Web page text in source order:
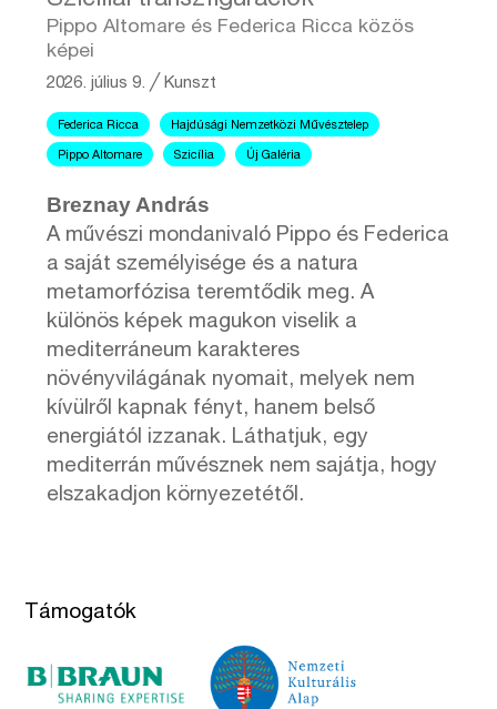
Pippo Altomare és Federica Ricca közös
képei
2026. július 9. ╱ Kunszt
Federica Ricca Hajdúsági Nemzetközi Művésztelep
Pippo Altomare Szicília Új Galéria
Breznay András
A művészi mondanivaló Pippo és Federica
a saját személyisége és a natura
metamorfózisa teremtődik meg. A
különös képek magukon viselik a
mediterráneum karakteres
növényvilágának nyomait, melyek nem
kívülről kapnak fényt, hanem belső
energiától izzanak. Láthatjuk, egy
mediterrán művésznek nem sajátja, hogy
elszakadjon környezetétől.
Támogatók